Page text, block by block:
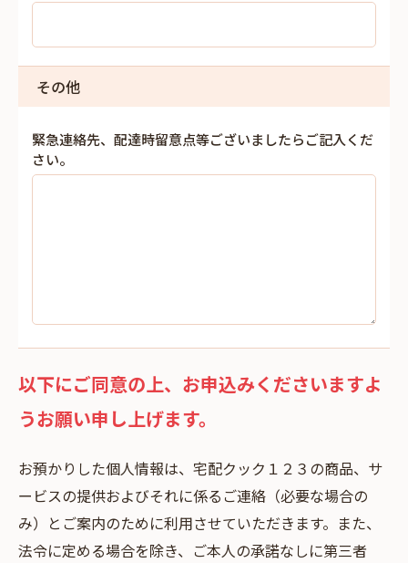
その他
緊急連絡先、配達時留意点等ございましたらご記入くだ
さい。
以下にご同意の上、お申込みくださいますよ
うお願い申し上げます。
お預かりした個⼈情報は、宅配クック１２３の商品、サ
ービスの提供およびそれに係るご連絡（必要な場合の
み）とご案内のために利⽤させていただきます。また、
法令に定める場合を除き、ご本⼈の承諾なしに第三者